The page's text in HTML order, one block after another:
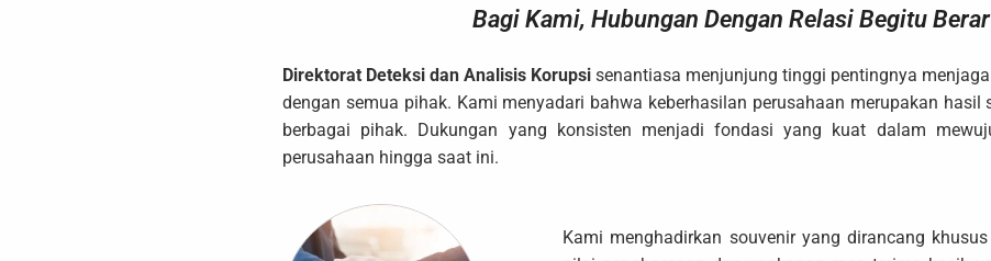
Bagi Kami, Hubungan Dengan Relasi Begitu
Direktorat Deteksi dan Analisis Korupsi senantiasa menjunjung tinggi pentingnya
dengan semua pihak. Kami menyadari bahwa keberhasilan perusahaan merupakan hasil
berbagai pihak. Dukungan yang konsisten menjadi fondasi yang kuat dalam
perusahaan hingga saat ini.
Kami menghadirkan souvenir yang dirancang